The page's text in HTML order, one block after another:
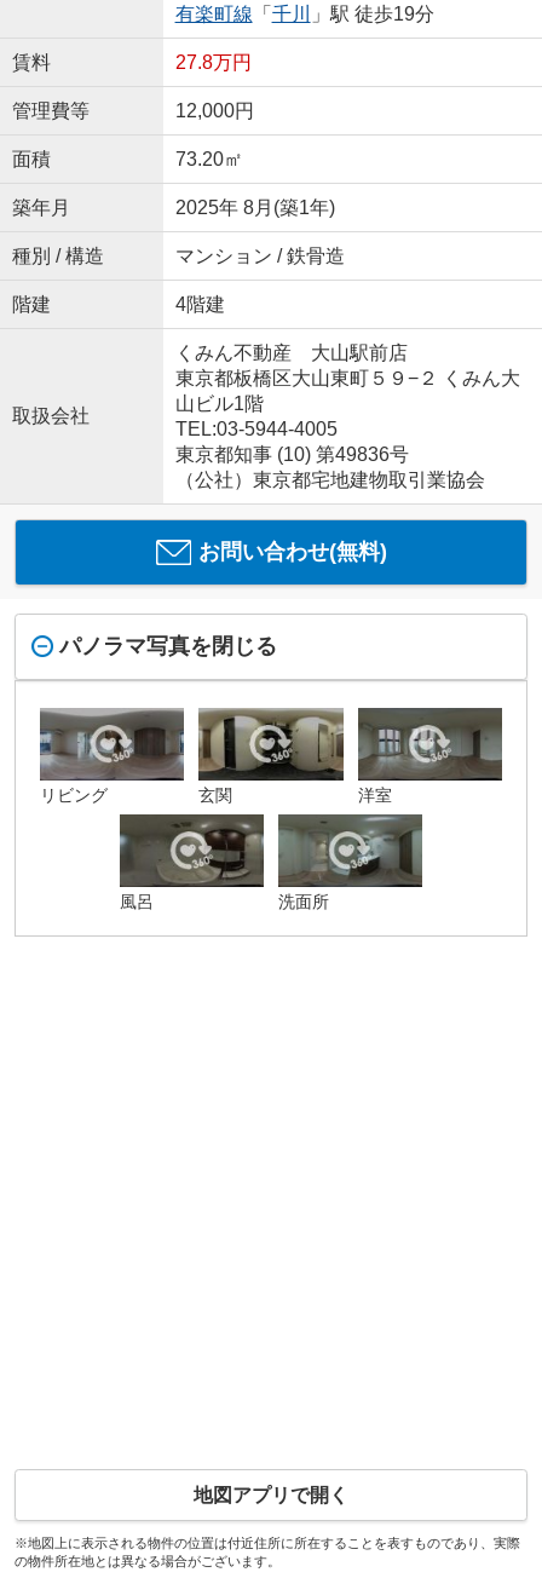
有楽町線 「 千川 」駅 徒歩19分
賃料 27.8万円
管理費等 12,000円
面積 73.20㎡
築年月 2025年 8月(築1年)
種別 / 構造 マンション / 鉄骨造
階建 4階建
取扱会社
くみん不動産 大山駅前店
東京都板橋区大山東町５９−２ くみん大
山ビル1階
TEL:03-5944-4005
東京都知事 (10) 第49836号
（公社）東京都宅地建物取引業協会
お問い合わせ(無料)
パノラマ写真を閉じる
リビング 玄関 洋室
風呂 洗面所
地図アプリで開く
※地図上に表示される物件の位置は付近住所に所在することを表すものであり、実際
の物件所在地とは異なる場合がございます。